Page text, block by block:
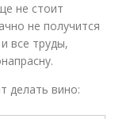
не стоит
не получится
все труды,
делать вино: